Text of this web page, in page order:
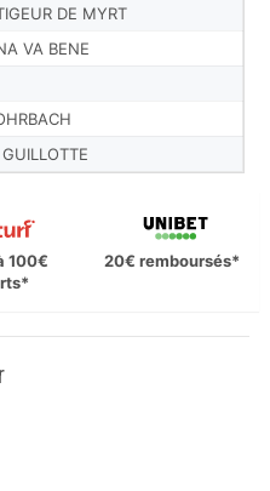
DE MYRT
VA BENE
100€
20€ remboursés*